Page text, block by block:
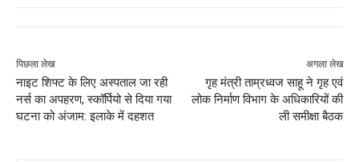
पिछला लेख
नाइट शिफ्ट के लिए अस्पताल जा रही
नर्स का अपहरण, स्कॉर्पियो से दिया गया
घटना को अंजाम: इलाके में दहशत
अगला लेख
गृह मंत्री ताम्रध्वज साहू ने गृह एवं
लोक निर्माण विभाग के अधिकारियों की
ली समीक्षा बैठक